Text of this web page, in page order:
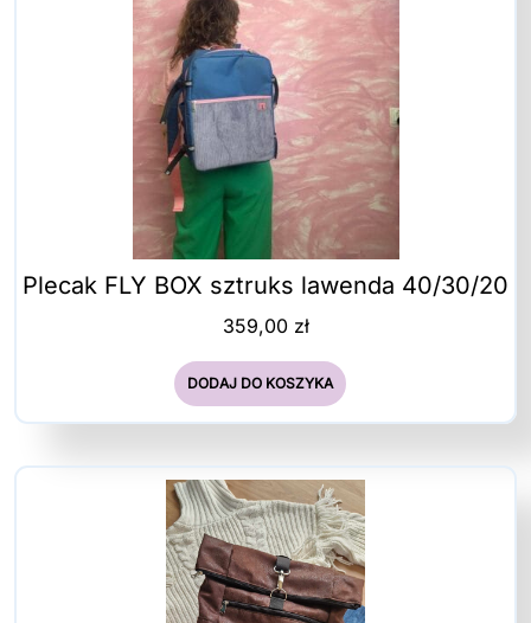
Plecak FLY BOX sztruks lawenda 40/30/20
359,00 zł
DODAJ DO KOSZYKA